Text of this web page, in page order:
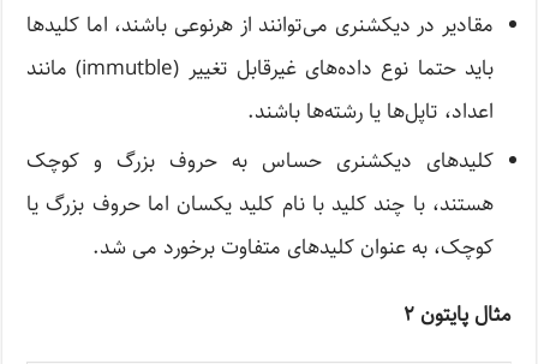
مقادیر در دیکشنری می‌توانند از هرنوعی باشند، اما کلیدها
باید حتما نوع داده‌های غیرقابل تغییر (immutble) مانند
اعداد، تاپل‌ها یا رشته‌ها باشند.
کلیدهای دیکشنری حساس به حروف بزرگ و کوچک
هستند، با چند کلید با نام کلید یکسان اما حروف بزرگ یا
کوچک، به عنوان کلیدهای متفاوت برخورد می شد.
مثال پایتون ۲